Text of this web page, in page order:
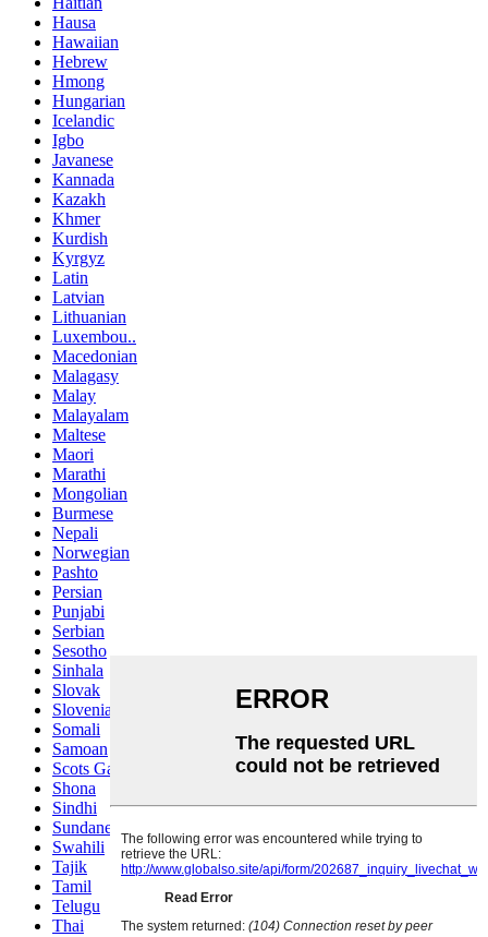
Hausa
Hawaiian
Hebrew
Hmong
Hungarian
Icelandic
Igbo
Javanese
Kannada
Kazakh
Khmer
Kurdish
Kyrgyz
Latin
Latvian
Lithuanian
Luxembou..
Macedonian
Malagasy
Malay
Malayalam
Maltese
Maori
Marathi
Mongolian
Burmese
Nepali
Norwegian
Pashto
Persian
Punjabi
Serbian
Sesotho
Sinhala
Slovak
Slovenian
Somali
Samoan
Scots Gaelic
Shona
Sindhi
Sundanese
Swahili
Tajik
Tamil
Telugu
Thai